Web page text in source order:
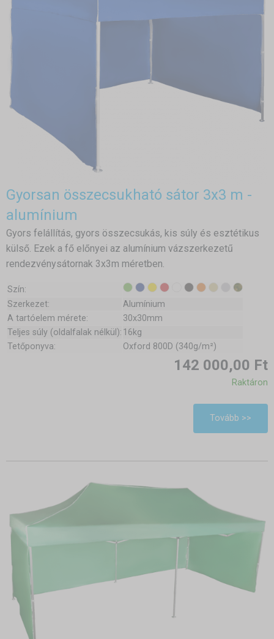
Gyorsan összecsukható sátor 3x3 m -
alumínium
Gyors felállítás, gyors összecsukás, kis súly és esztétikus
külső. Ezek a fő előnyei az alumínium vázszerkezetű
rendezvénysátornak 3x3m méretben.
Szín:
Szerkezet:
Alumínium
A tartóelem mérete:
30x30mm
Teljes súly (oldalfalak nélkül): 16kg
Tetőponyva:
Oxford 800D (340g/m²)
142 000,00 Ft
Raktáron
Tovább >>